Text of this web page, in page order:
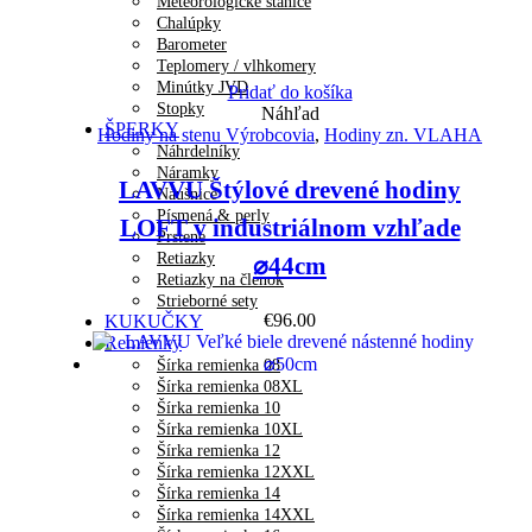
Chalúpky
Barometer
Teplomery / vlhkomery
Minútky JVD
Stopky
ŠPERKY
Náhrdelníky
Náramky
Náušnice
Písmená & perly
Prstene
Retiazky
Retiazky na členok
Strieborné sety
KUKUČKY
Remienky
Šírka remienka 08
Šírka remienka 08XL
Šírka remienka 10
Šírka remienka 10XL
Šírka remienka 12
Šírka remienka 12XXL
Šírka remienka 14
Šírka remienka 14XXL
Pridať do košíka
Náhľad
Hodiny na stenu Výrobcovia, Hodiny zn. VLAHA
LAVVU Štýlové drevené hodiny
LOFT v industriálnom vzhľade
⌀44cm
€96.00